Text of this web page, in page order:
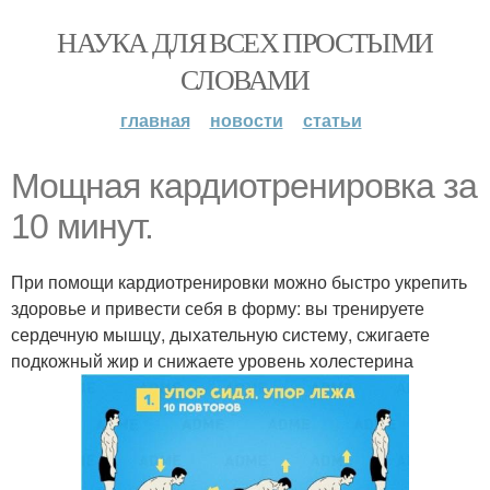
НАУКА ДЛЯ ВСЕХ ПРОСТЫМИ
СЛОВАМИ
главная новости статьи
Мощная кардиотренировка за
10 минут.
При помощи кардиотренировки можно быстро укрепить
здоровье и привести себя в форму: вы тренируете
сердечную мышцу, дыхательную систему, сжигаете
подкожный жир и снижаете уровень холестерина